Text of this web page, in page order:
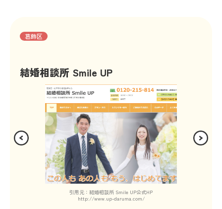
葛飾区
結婚相談所 Smile UP
引用元：結婚相談所 Smile UP公式HP
http://www.up-daruma.com/